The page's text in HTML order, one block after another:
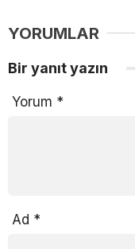
YORUMLAR
Bir yanıt yazın
Yorum *
Ad *